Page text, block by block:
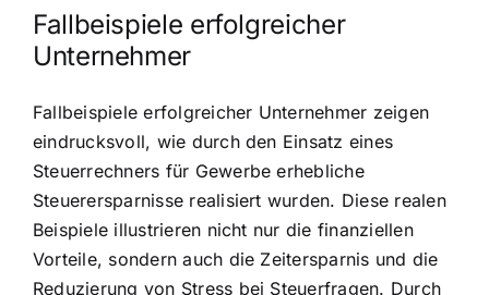
Fallbeispiele erfolgreicher
Unternehmer
Fallbeispiele erfolgreicher Unternehmer zeigen
eindrucksvoll, wie durch den Einsatz eines
Steuerrechners für Gewerbe erhebliche
Steuerersparnisse realisiert wurden. Diese realen
Beispiele illustrieren nicht nur die finanziellen
Vorteile, sondern auch die Zeitersparnis und die
Reduzierung von Stress bei Steuerfragen. Durch